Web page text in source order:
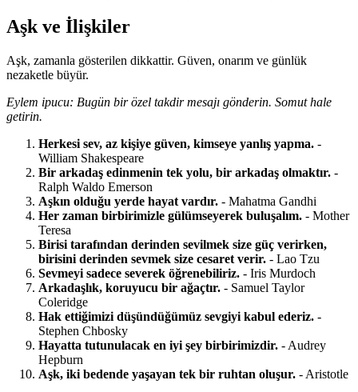
Aşk ve İlişkiler
Aşk, zamanla gösterilen dikkattir. Güven, onarım ve günlük
nezaketle büyür.
Eylem ipucu: Bugün bir özel takdir mesajı gönderin. Somut hale
getirin.
Herkesi sev, az kişiye güven, kimseye yanlış yapma. -
William Shakespeare
Bir arkadaş edinmenin tek yolu, bir arkadaş olmaktır. -
Ralph Waldo Emerson
Aşkın olduğu yerde hayat vardır. - Mahatma Gandhi
Her zaman birbirimizle gülümseyerek buluşalım. - Mother
Teresa
Birisi tarafından derinden sevilmek size güç verirken,
birisini derinden sevmek size cesaret verir. - Lao Tzu
Sevmeyi sadece severek öğrenebiliriz. - Iris Murdoch
Arkadaşlık, koruyucu bir ağaçtır. - Samuel Taylor
Coleridge
Hak ettiğimizi düşündüğümüz sevgiyi kabul ederiz. -
Stephen Chbosky
Hayatta tutunulacak en iyi şey birbirimizdir. - Audrey
Hepburn
Aşk, iki bedende yaşayan tek bir ruhtan oluşur. - Aristotle